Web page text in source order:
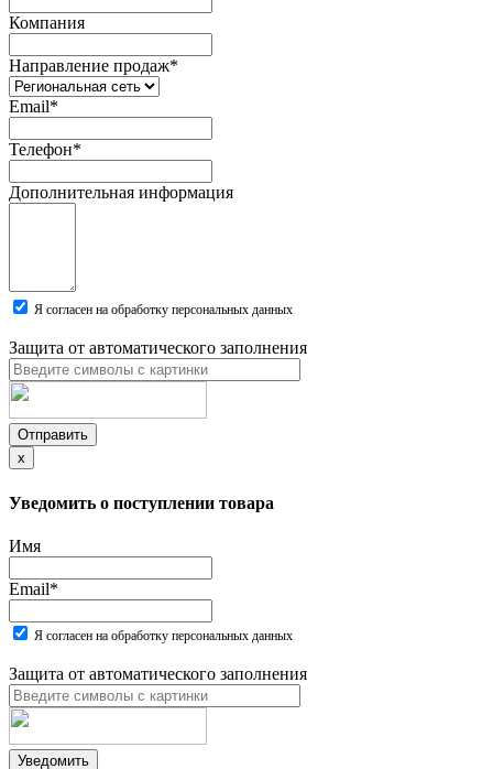
Компания
Направление продаж*
Email*
Телефон*
Дополнительная информация
Я согласен на обработку персональных данных
Защита от автоматического заполнения
Отправить
x
Уведомить о поступлении товара
Имя
Email*
Я согласен на обработку персональных данных
Защита от автоматического заполнения
Уведомить